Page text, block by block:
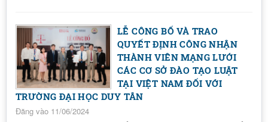
LỄ CÔNG BỐ VÀ TRAO
QUYẾT ĐỊNH CÔNG NHẬN
THÀNH VIÊN MẠNG LƯỚI
CÁC CƠ SỞ ĐÀO TẠO LUẬT
TẠI VIỆT NAM ĐỐI VỚI
TRƯỜNG ĐẠI HỌC DUY TÂN
Đăng vào 11/06/2024